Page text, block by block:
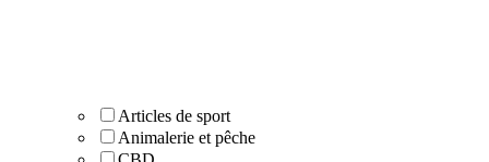
Articles de sport
Animalerie et pêche